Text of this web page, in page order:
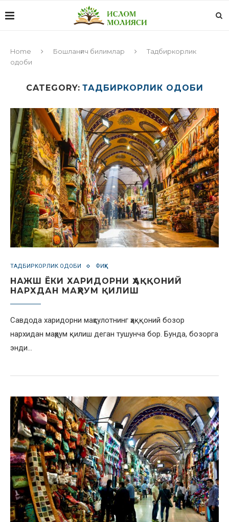
Home Бошланғич билимлар
Тадбиркорлик
одоби
CATEGORY: ТАДБИРКОРЛИК ОДОБИ
ТАДБИРКОРЛИК ОДОБИ ФИҚҲ
НАЖШ ЁКИ ХАРИДОРНИ ҲАҚҚОНИЙ
НАРХДАН МАҲРУМ ҚИЛИШ
Савдода харидорни маҳсулотнинг ҳаққоний бозор
нархидан маҳрум қилиш деган тушунча бор. Бунда, бозорга
энди…